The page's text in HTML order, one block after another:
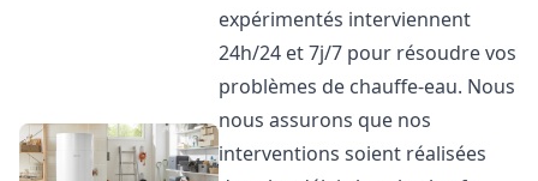
expérimentés interviennent
24h/24 et 7j/7 pour résoudre vos
problèmes de chauffe-eau. Nous
nous assurons que nos
interventions soient réalisées